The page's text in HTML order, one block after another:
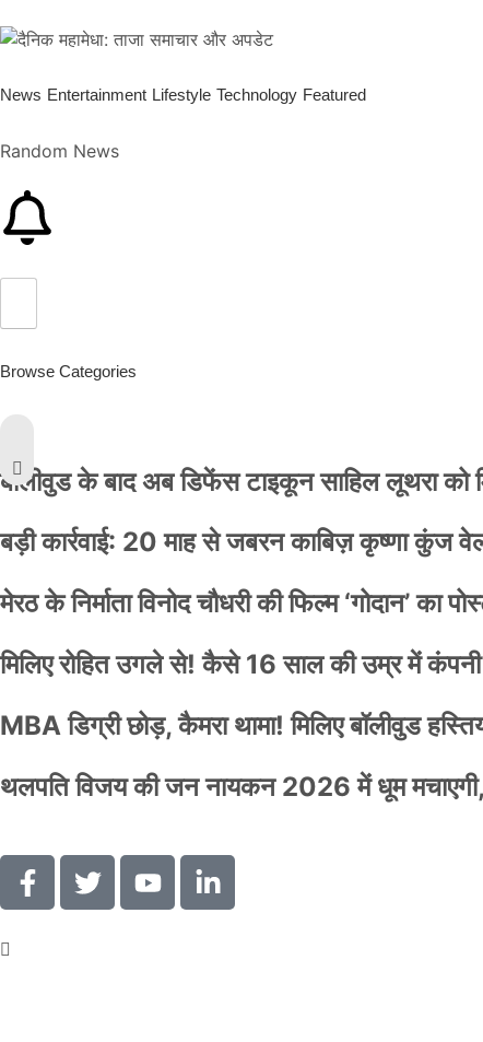
News Entertainment Lifestyle Technology Featured
Random News
Browse Categories
बॉलीवुड के बाद अब डिफेंस टाइकून साहिल लूथरा को
बड़ी कार्रवाई: 20 माह से जबरन काबिज़ कृष्णा कुंज
मेरठ के निर्माता विनोद चौधरी की फिल्म ‘गोदान’
मिलिए रोहित उगले से! कैसे 16 साल की उम्र में
MBA डिग्री छोड़, कैमरा थामा! मिलिए बॉलीवुड
थलपति विजय की जन नायकन 2026 में धूम